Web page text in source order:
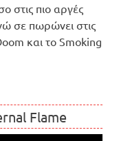
στις πιο αργές
σε πωρώνει στις
και το Smoking
Flame